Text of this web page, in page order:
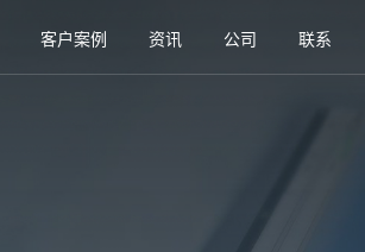
客户案例 资讯 公司 联系